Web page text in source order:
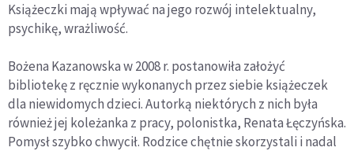
Książeczki mają wpływać na jego rozwój intelektualny,
psychikę, wrażliwość.
Bożena Kazanowska w 2008 r. postanowiła założyć
bibliotekę z ręcznie wykonanych przez siebie książeczek
dla niewidomych dzieci. Autorką niektórych z nich była
również jej koleżanka z pracy, polonistka, Renata Łęczyńska.
Pomysł szybko chwycił. Rodzice chętnie skorzystali i nadal